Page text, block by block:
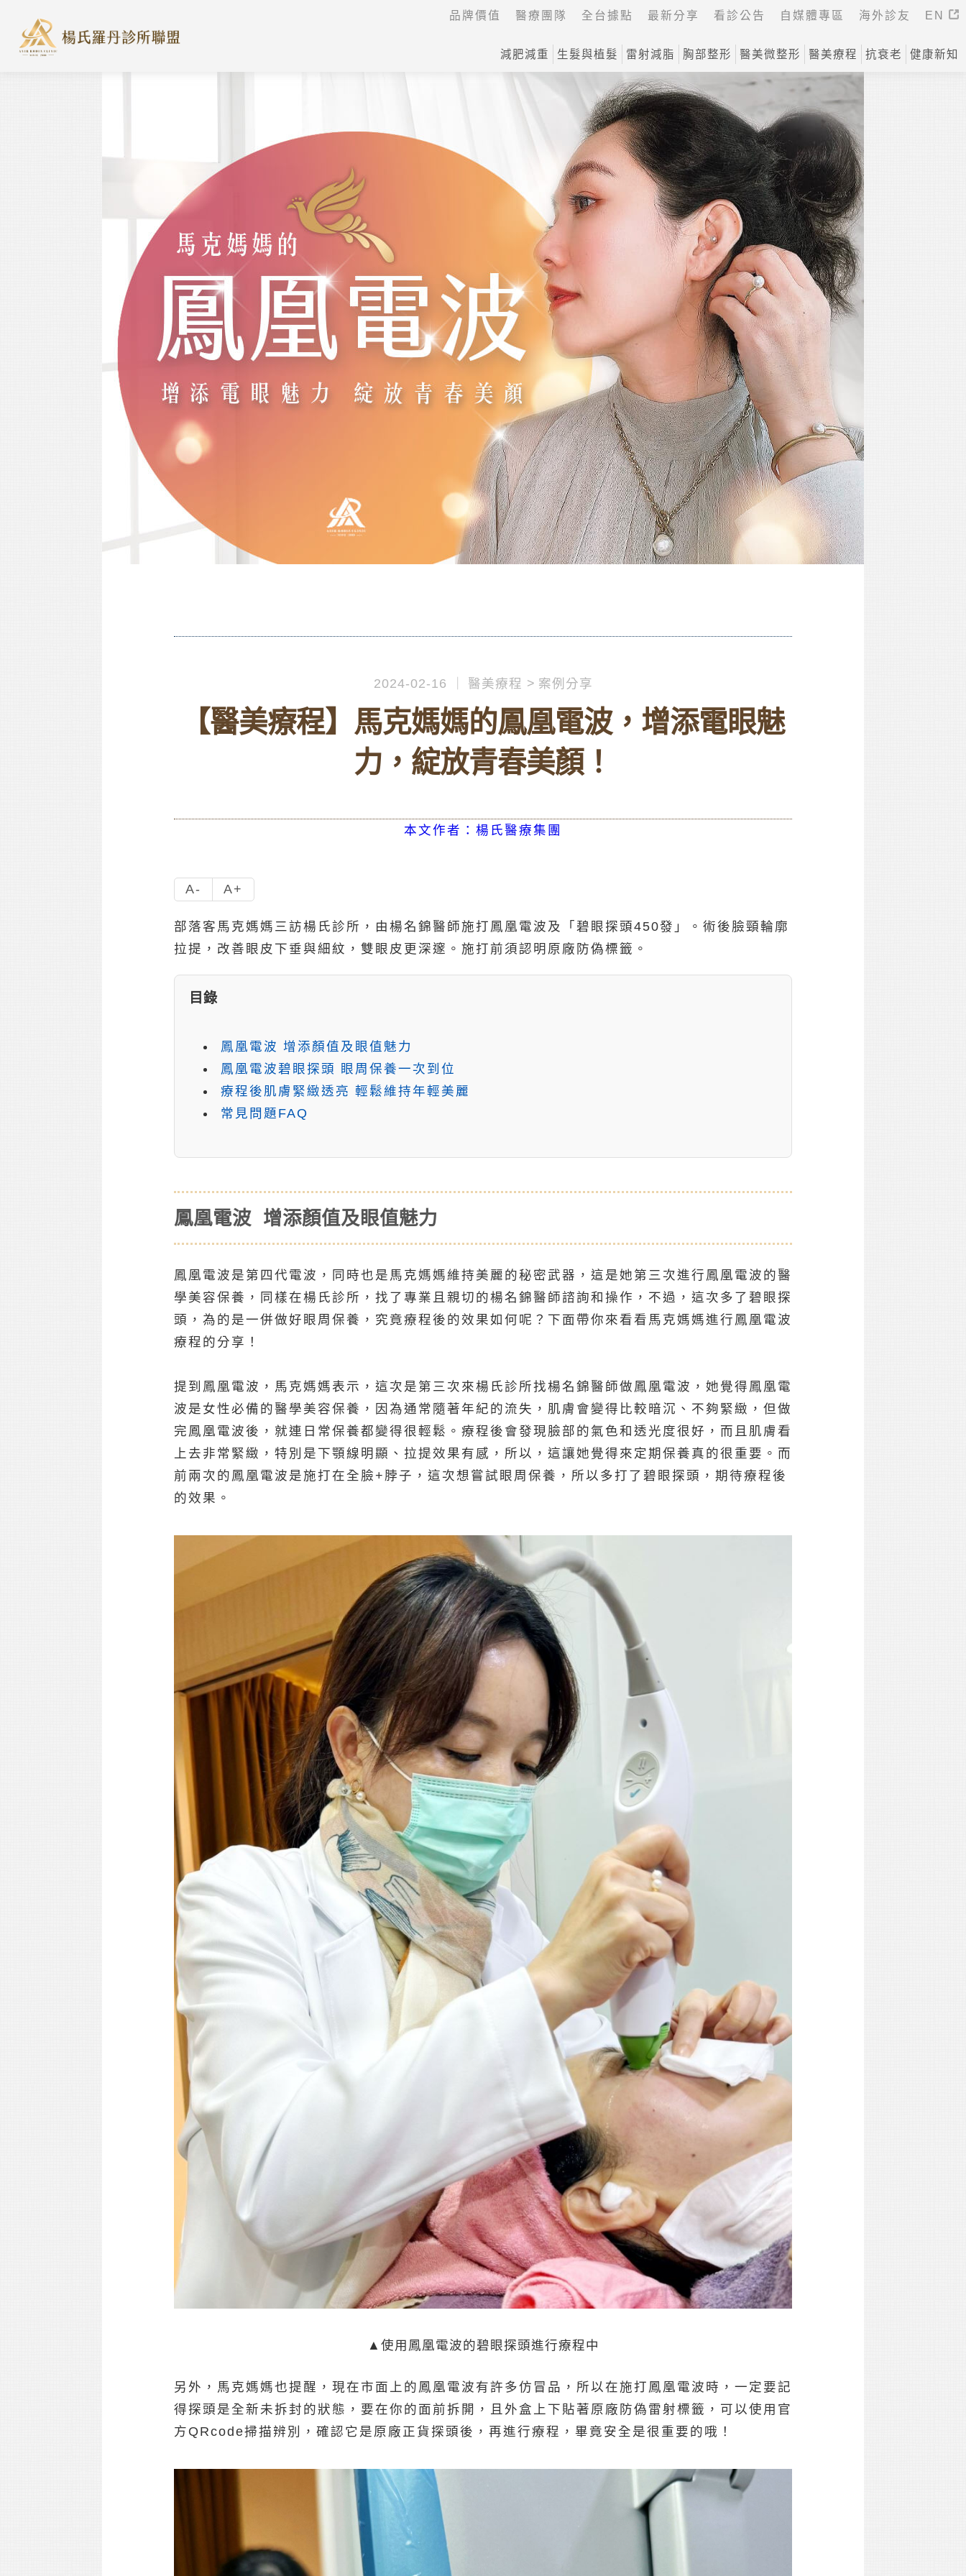
2024-02-16 醫美療程 案例分享
【醫美療程】馬克媽媽的鳳凰電波，增添電眼魅
力，綻放青春美顏！
本文作者：楊氏醫療集團
A- A+
部落客馬克媽媽三訪楊氏診所，由楊名錦醫師施打鳳凰電波及「碧眼探頭450發」。術後臉頸輪廓
拉提，改善眼皮下垂與細紋，雙眼皮更深邃。施打前須認明原廠防偽標籤。
目錄
鳳凰電波 增添顏值及眼值魅力
鳳凰電波碧眼探頭 眼周保養一次到位
療程後肌膚緊緻透亮 輕鬆維持年輕美麗
常見問題FAQ
鳳凰電波 增添顏值及眼值魅力
鳳凰電波是第四代電波，同時也是馬克媽媽維持美麗的秘密武器，這是她第三次進行鳳凰電波的醫
學美容保養，同樣在楊氏診所，找了專業且親切的楊名錦醫師諮詢和操作，不過，這次多了碧眼探
頭，為的是一併做好眼周保養，究竟療程後的效果如何呢？下面帶你來看看馬克媽媽進行鳳凰電波
療程的分享！
提到鳳凰電波，馬克媽媽表示，這次是第三次來楊氏診所找楊名錦醫師做鳳凰電波，她覺得鳳凰電
波是女性必備的醫學美容保養，因為通常隨著年紀的流失，肌膚會變得比較暗沉、不夠緊緻，但做
完鳳凰電波後，就連日常保養都變得很輕鬆。療程後會發現臉部的氣色和透光度很好，而且肌膚看
上去非常緊緻，特別是下顎線明顯、拉提效果有感，所以，這讓她覺得來定期保養真的很重要。而
前兩次的鳳凰電波是施打在全臉+脖子，這次想嘗試眼周保養，所以多打了碧眼探頭，期待療程後
的效果。
▲使用鳳凰電波的碧眼探頭進行療程中
另外，馬克媽媽也提醒，現在市面上的鳳凰電波有許多仿冒品，所以在施打鳳凰電波時，一定要記
得探頭是全新未拆封的狀態，要在你的面前拆開，且外盒上下貼著原廠防偽雷射標籤，可以使用官
方QRcode掃描辨別，確認它是原廠正貨探頭後，再進行療程，畢竟安全是很重要的哦！
品牌價值 醫療團隊 全台據點 最新分享 看診公告 自媒體專區 海外診友 EN
減肥減重 生髮與植髮 雷射減脂 胸部整形 醫美微整形 醫美療程 抗衰老 健康新知